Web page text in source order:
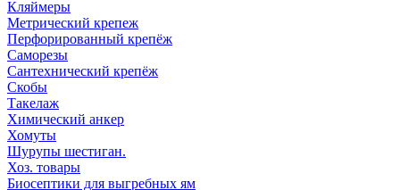
Кляймеры
Метрический крепеж
Перфорированный крепёж
Саморезы
Сантехнический крепёж
Скобы
Такелаж
Химический анкер
Хомуты
Шурупы шестиган.
Хоз. товары
Биосептики для выгребных ям